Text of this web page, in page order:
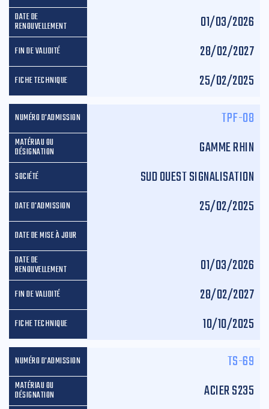
01/03/2026
28/02/2027
25/02/2025
TPF-08
GAMME RHIN
SUD OUEST SIGNALISATION
25/02/2025
01/03/2026
28/02/2027
10/10/2025
TS-69
ACIER S235